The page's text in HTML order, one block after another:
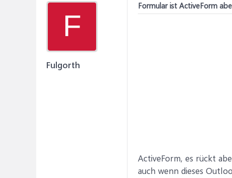
F
Fulgorth
Formular ist ActiveForm
ActiveForm, es rückt
auch wenn dieses